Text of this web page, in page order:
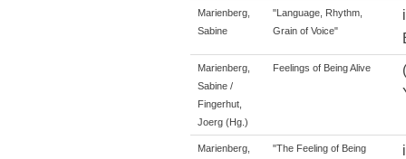
Marienberg,
Sabine
"Language, Rhythm,
Grain of Voice"
Marienberg,
Sabine /
Fingerhut,
Joerg (Hg.)
Feelings of Being Alive
Marienberg,
"The Feeling of Being